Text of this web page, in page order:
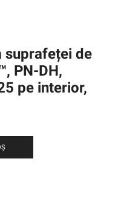
suprafeței de
PN-DH,
pe interior,